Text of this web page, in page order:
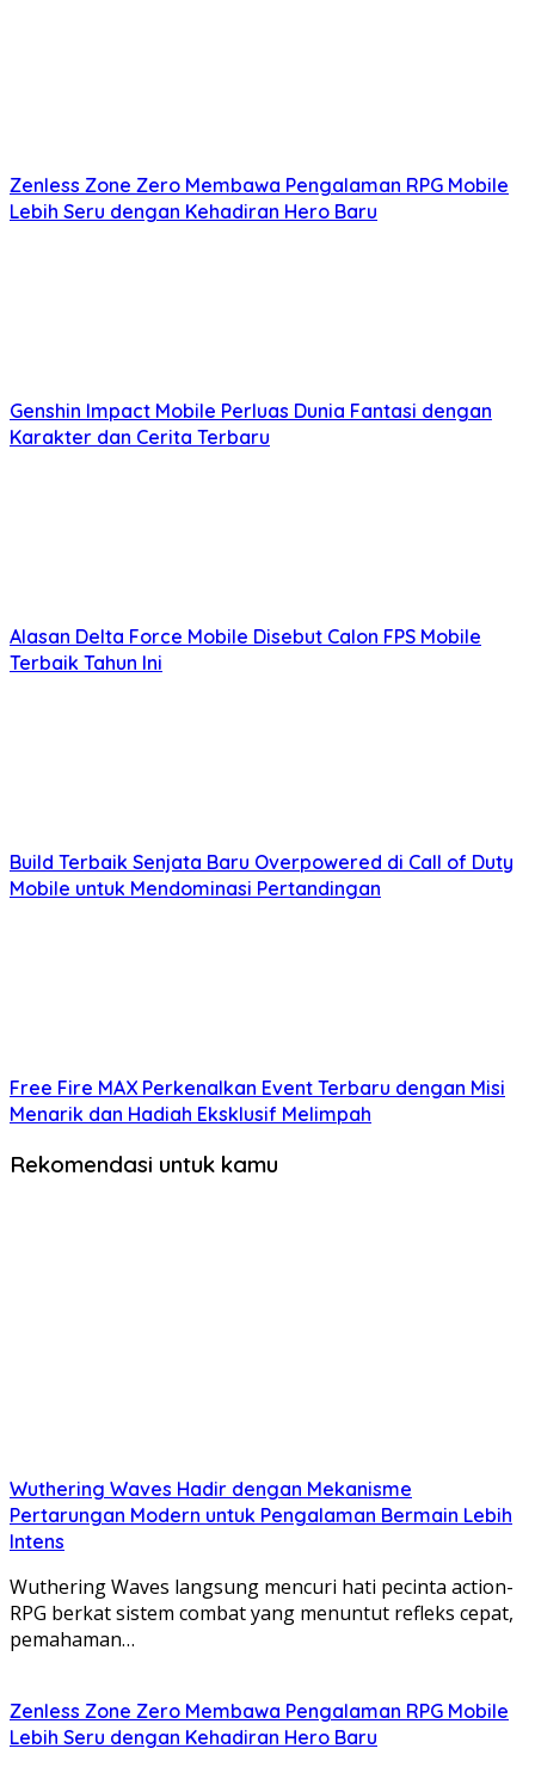
Zenless Zone Zero Membawa Pengalaman RPG Mobile
Lebih Seru dengan Kehadiran Hero Baru
Genshin Impact Mobile Perluas Dunia Fantasi dengan
Karakter dan Cerita Terbaru
Alasan Delta Force Mobile Disebut Calon FPS Mobile
Terbaik Tahun Ini
Build Terbaik Senjata Baru Overpowered di Call of Duty
Mobile untuk Mendominasi Pertandingan
Free Fire MAX Perkenalkan Event Terbaru dengan Misi
Menarik dan Hadiah Eksklusif Melimpah
Rekomendasi untuk kamu
Wuthering Waves Hadir dengan Mekanisme
Pertarungan Modern untuk Pengalaman Bermain Lebih
Intens
Wuthering Waves langsung mencuri hati pecinta action-
RPG berkat sistem combat yang menuntut refleks cepat,
pemahaman…
Zenless Zone Zero Membawa Pengalaman RPG Mobile
Lebih Seru dengan Kehadiran Hero Baru